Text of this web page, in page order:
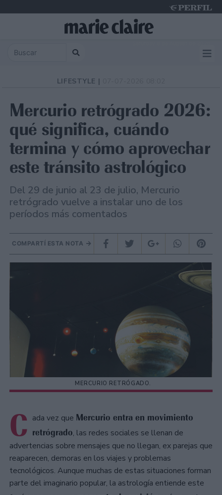
LIFESTYLE |
Mercurio retrógrado 2026:
qué significa, cuándo
termina y cómo aprovechar
este tránsito astrológico
Del 29 de junio al 23 de julio, Mercurio
retrógrado vuelve a instalar uno de los
períodos más comentados
COMPARTÍ ESTA NOTA
MERCURIO RETRÓGADO.
C ada vez que Mercurio entra en movimiento
retrógrado, las redes sociales se llenan de
advertencias sobre mensajes que no llegan, ex parejas que
reaparecen, demoras en los viajes y problemas
tecnológicos. Aunque muchas de estas situaciones forman
parte del imaginario popular, la astrología entiende este